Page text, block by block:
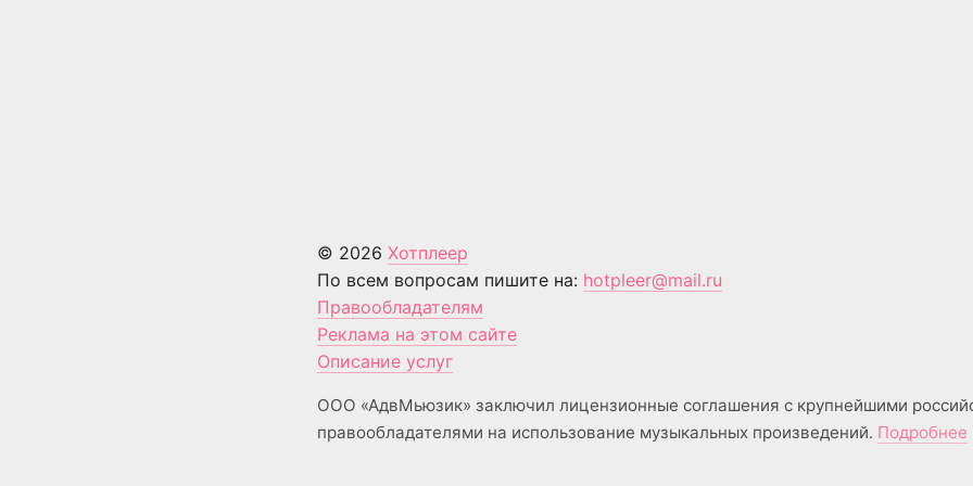
© 2026 Хотплеер
По всем вопросам пишите на: hotpleer@mail.ru
Правообладателям
Реклама на этом сайте
Описание услуг
ООО «АдвМьюзик» заключил лицензионные соглашения с крупнейшими
правообладателями на использование музыкальных произведений. Подробнее